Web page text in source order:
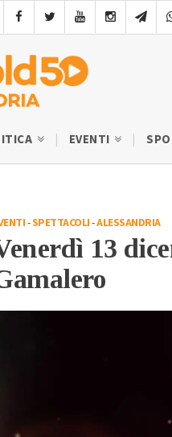
EVENTI
-SPETTACOLI-ALESSANDRIA
13